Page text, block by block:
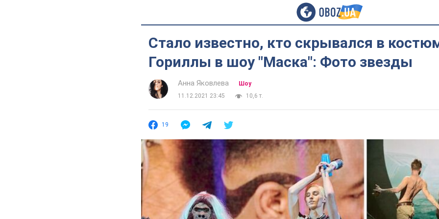
Стало известно, кто скрывался в
Гориллы в шоу "Маска": Фото звезды
Анна Яковлева
Шоу
11.12.2021 23:45
10,6 т.
19